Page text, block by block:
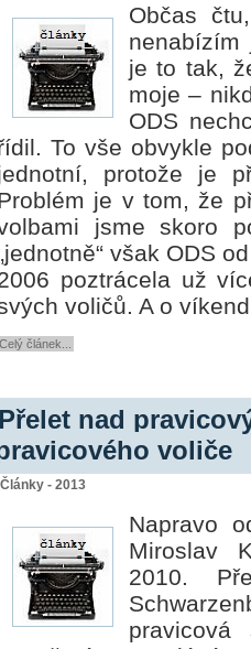
Občas
nenabízím
je to tak,
moje –
ODS
To vše obvykle
protože je
je v tom, že
jsme skoro
však ODS
poztrácela už
voličů. A o
Celý článek...
Přelet nad
voliče
Články - 2013
Napravo
Miroslav
2010.
pravicová